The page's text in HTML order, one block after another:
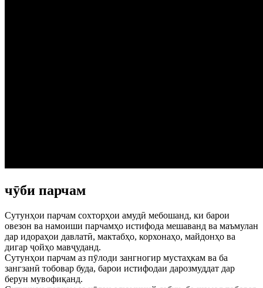
чӯби парчам
Сутунҳои парчам сохторҳои амудӣ мебошанд, ки барои
овезон ва намоиши парчамҳо истифода мешаванд ва маъмулан
дар идораҳои давлатӣ, мактабҳо, корхонаҳо, майдонҳо ва
дигар ҷойҳо мавҷуданд.
Сутунҳои парчам аз пӯлоди зангногир мустаҳкам ва ба
зангзанӣ тобовар буда, барои истифодаи дарозмуддат дар
берун мувофиқанд.